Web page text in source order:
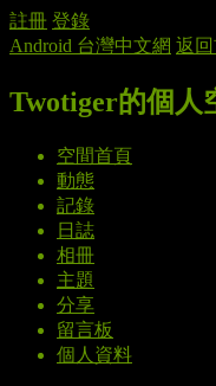
註冊 登錄
Android 台灣中文網 返
Twotiger的個人
空間首頁
動態
記錄
日誌
相冊
主題
分享
留言板
個人資料